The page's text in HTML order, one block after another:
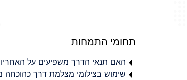
תחומי התמחות
האם תנאי הדרך משפיעים על
שימוש בצילומי מצלמת דרך כהוכחה